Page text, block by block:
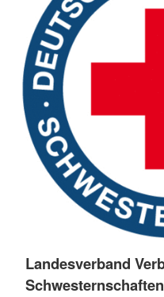
Landesverband